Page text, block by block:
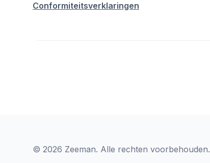
Conformiteitsverklaringen
© 2026 Zeeman. Alle rechten voorbehouden.